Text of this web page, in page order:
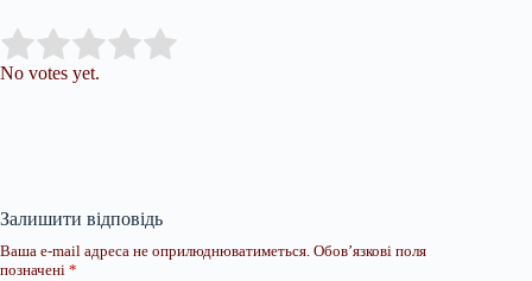
Rate this item:
No votes yet.
Залишити відповідь
Ваша e-mail адреса не оприлюднюватиметься. Обов’язкові поля
позначені *